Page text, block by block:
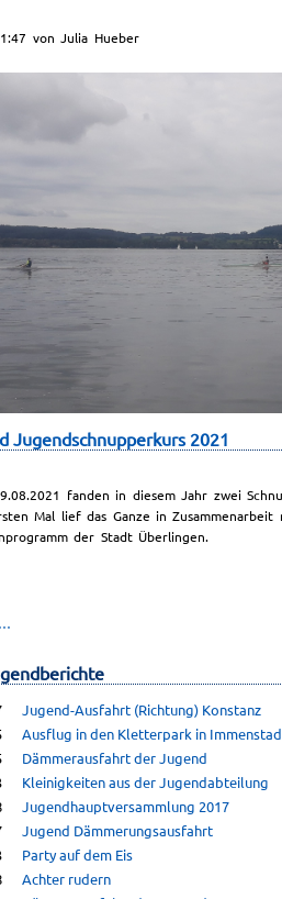
Jugendliche
Spaß
von Julia Hueber
Jugendschnupperkurs 2021
fanden in diesem Jahr zwei
Mal lief das Ganze in
der Stadt Überlingen.
Jugendschnupperkurs
2021
Jugend-Ausfahrt (Richtung) Konstanz
Ausflug in den Kletterpark in
Dämmerausfahrt der Jugend
Kleinigkeiten aus der Jugendabteilung
Jugendhauptversammlung 2017
Jugend Dämmerungsausfahrt
Party auf dem Eis
Achter rudern